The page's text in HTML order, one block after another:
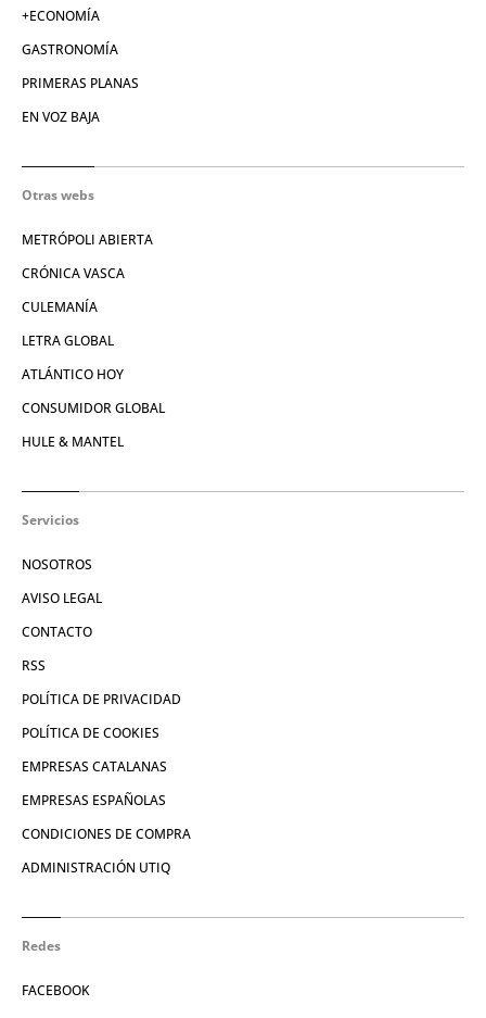
+ECONOMÍA
GASTRONOMÍA
PRIMERAS PLANAS
EN VOZ BAJA
Otras webs
METRÓPOLI ABIERTA
CRÓNICA VASCA
CULEMANÍA
LETRA GLOBAL
ATLÁNTICO HOY
CONSUMIDOR GLOBAL
HULE & MANTEL
Servicios
NOSOTROS
AVISO LEGAL
CONTACTO
RSS
POLÍTICA DE PRIVACIDAD
POLÍTICA DE COOKIES
EMPRESAS CATALANAS
EMPRESAS ESPAÑOLAS
CONDICIONES DE COMPRA
ADMINISTRACIÓN UTIQ
Redes
FACEBOOK